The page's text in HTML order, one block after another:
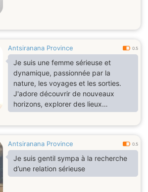
Antsiranana Province 0.5
Je suis une femme sérieuse et
dynamique, passionnée par la
nature, les voyages et les sorties.
J'adore découvrir de nouveaux
horizons, explorer des lieux
authentiques, et profiter de
moments de détente en bonne
pleine nature et les sorties culturelles
ou conviviales sont pour moi une
source de joie et d'épanouissement.
Antsiranana Province 0.5
Je suis gentil sympa à la recherche
d’une relation sérieuse